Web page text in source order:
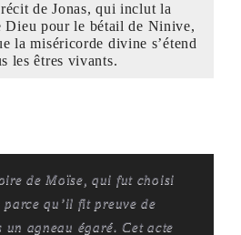
de Jonas, qui inclut la
Dieu pour le bétail de Ninive,
la miséricorde divine s’étend
les êtres vivants.
de Moïse, qui fut choisi
qu’il fit preuve de
un agneau égaré. Cet acte